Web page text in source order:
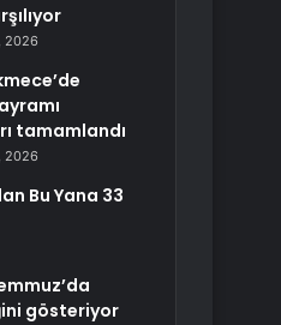
2026
tamamlandı
2026
Bu Yana 33
gösteriyor